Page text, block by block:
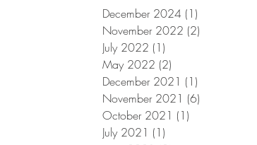
December 2024 (1)
November 2022 (2)
July 2022 (1)
May 2022 (2)
December 2021 (1)
November 2021 (6)
October 2021 (1)
July 2021 (1)